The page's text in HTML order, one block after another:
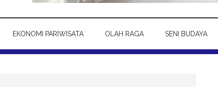
EKONOMI PARIWISATA OLAH RAGA SENI BUDAYA